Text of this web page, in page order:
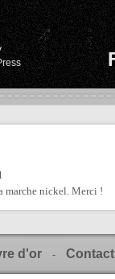
marche nickel. Merci !
d'or - Contact